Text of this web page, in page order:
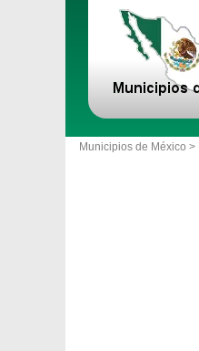
Municipios de México >